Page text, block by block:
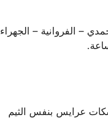
– الفروانية – الجهراء
عرايس بنفس الثيم